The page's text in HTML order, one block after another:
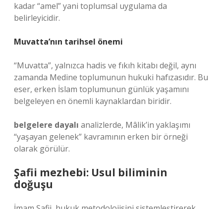
kadar “amel” yani toplumsal uygulama da
belirleyicidir.
Muvatta’nın tarihsel önemi
“Muvatta”, yalnızca hadis ve fıkıh kitabı değil, aynı
zamanda Medine toplumunun hukuki hafızasıdır. Bu
eser, erken İslam toplumunun günlük yaşamını
belgeleyen en önemli kaynaklardan biridir.
belgelere dayalı analizlerde, Mâlik’in yaklaşımı
“yaşayan gelenek” kavramının erken bir örneği
olarak görülür.
Şafii mezhebi: Usul biliminin
doğuşu